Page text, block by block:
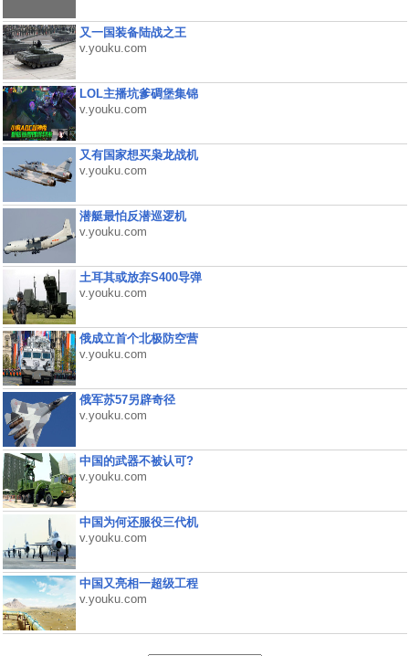
又一国装备陆战之王
v.youku.com
LOL主播坑爹碉堡集锦
v.youku.com
又有国家想买枭龙战机
v.youku.com
潜艇最怕反潜巡逻机
v.youku.com
土耳其或放弃S400导弹
v.youku.com
俄成立首个北极防空营
v.youku.com
俄军苏57另辟奇径
v.youku.com
中国的武器不被认可?
v.youku.com
中国为何还服役三代机
v.youku.com
中国又亮相一超级工程
v.youku.com